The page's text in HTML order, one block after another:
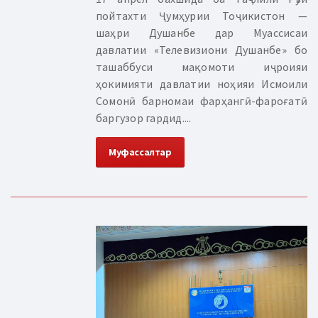
пойтахти Ҷумҳурии Тоҷикистон —
шаҳри Душанбе дар Муассисаи
давлатии «Телевизиони Душанбе» бо
ташаббуси мақомоти иҷроияи
ҳокимияти давлатии ноҳияи Исмоили
Сомонӣ барномаи фарҳангӣ-фароғатӣ
баргузор гардид....
Муфассалтар